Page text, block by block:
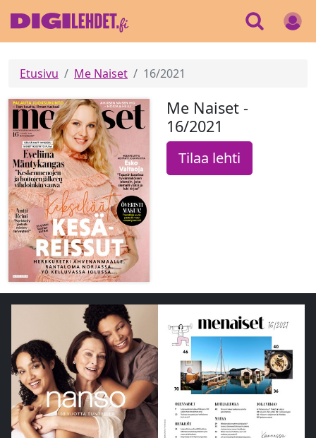
Etusivu Me Naiset 16/2021
Me Naiset -
16/2021
Tilaa lehti